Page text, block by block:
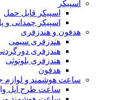
اسپیکر
اسپیکر قابل حمل
اسپیکر چمدانی و
هدفون و هندزفری
هندزفری سیمی
هندزفری
هندزفری بلوتوثی
هدفون
ساعت هوشمند و لوازم
ساعت طرح اپل